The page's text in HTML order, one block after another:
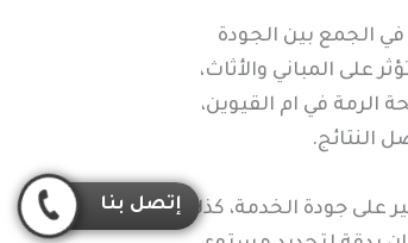
الجمع بين الجودة
على المباني والأثاث،
في ام القيوين،
النتائج.
على جودة الخدمة، كذلكإتصل بنا